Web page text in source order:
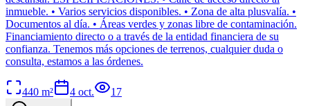
inmueble. • Varios servicios disponibles. • Zona de alta plusvalía. •
Documentos al día. • Áreas verdes y zonas libre de contaminación.
Financiamiento directo o a través de la entidad financiera de su
confianza. Tenemos más opciones de terrenos, cualquier duda o
consulta, estamos a las órdenes.
440 m² 4 oct. 17